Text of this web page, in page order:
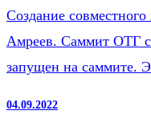
Создание
Амреев. Саммит ОТГ
запущен на саммите.
04.09.2022